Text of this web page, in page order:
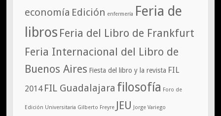
economía Edición enfermería Feria de
libros Feria del Libro de Frankfurt
Feria Internacional del Libro de
Buenos Aires Fiesta del libro y la revista FIL
2014 FIL Guadalajara filosofía Foro de
Edición Universitaria Gilberto Freyre JEU Jorge Variego